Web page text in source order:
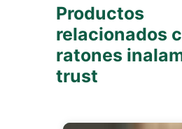
Productos
relacionados
ratones
trust